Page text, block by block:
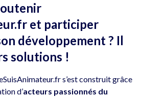
et participer
développement ? Il
solutions !
s’est construit grâce
d’acteurs passionnés du